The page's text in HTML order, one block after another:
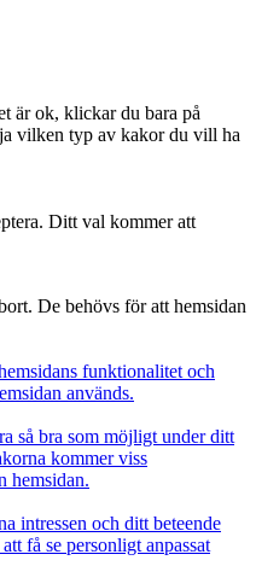
är ok, klickar du bara på
vilken typ av kakor du vill ha
Ditt val kommer att
De behövs för att hemsidan
funktionalitet och
används.
så bra som möjligt under ditt
kommer viss
hemsidan.
intressen och ditt beteende
få se personligt anpassat